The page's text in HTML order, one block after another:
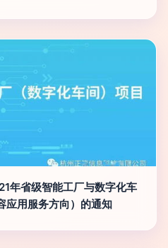
年省级智能工厂与数字化车
应用服务方向）的通知